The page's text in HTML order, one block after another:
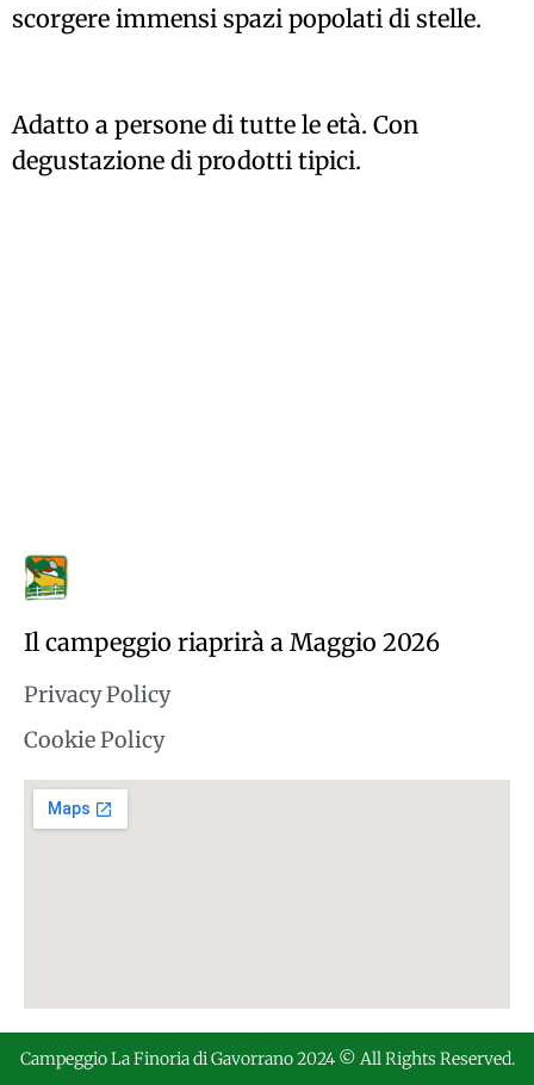
scorgere immensi spazi popolati di stelle.
Adatto a persone di tutte le età. Con
degustazione di prodotti tipici.
Il campeggio riaprirà a Maggio 2026
Privacy Policy
Cookie Policy
Campeggio La Finoria di Gavorrano 2024 © All Rights Reserved.